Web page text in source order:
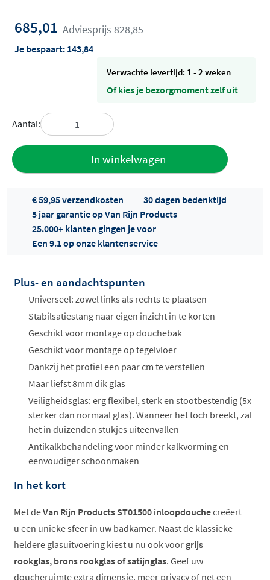
685,01 Adviesprijs 828,85
Je bespaart: 143,84
Verwachte levertijd: 1 - 2 weken
Of kies je bezorgmoment zelf uit
Aantal:
In winkelwagen
Offertes
ophalen...
€ 59,95 verzendkosten
30 dagen bedenktijd
5 jaar garantie op Van Rijn Products
25.000+ klanten gingen je voor
Een 9.1 op onze klantenservice
Plus- en aandachtspunten
Universeel: zowel links als rechts te plaatsen
Stabilsatiestang naar eigen inzicht in te korten
Geschikt voor montage op douchebak
Geschikt voor montage op tegelvloer
Dankzij het profiel een paar cm te verstellen
Maar liefst 8mm dik glas
Veiligheidsglas: erg flexibel, sterk en stootbestendig (5x
sterker dan normaal glas). Wanneer het toch breekt, zal
het in duizenden stukjes uiteenvallen
Antikalkbehandeling voor minder kalkvorming en
eenvoudiger schoonmaken
In het kort
Met deVan Rijn Products ST01500 inloopdouchecreëert
u een unieke sfeer in uw badkamer. Naast de klassieke
heldere glasuitvoering kiest u nu ook voor grijs
rookglas, brons rookglas of satijnglas. Geef uw
doucheruimte extra dimensie, meer privacy of net een